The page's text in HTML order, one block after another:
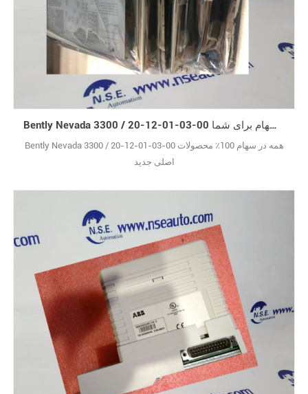
Bently Nevada 3300 / 20-12-01-03-00 جدید اصلی در سهام برای شما
Bently Nevada 3300 / 20-12-01-03-00 همه در سهام 100٪ محصولات
اصلی جدید